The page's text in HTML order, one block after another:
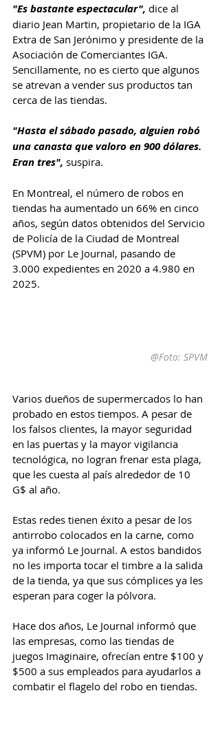
"Es bastante espectacular", dice al
diario Jean Martin, propietario de la IGA
Extra de San Jerónimo y presidente de la
Asociación de Comerciantes IGA.
Sencillamente, no es cierto que algunos
se atrevan a vender sus productos tan
cerca de las tiendas.
"Hasta el sábado pasado, alguien robó
una canasta que valoro en 900 dólares.
Eran tres", suspira.
En Montreal, el número de robos en
tiendas ha aumentado un 66% en cinco
años, según datos obtenidos del Servicio
de Policía de la Ciudad de Montreal
(SPVM) por Le Journal, pasando de
3.000 expedientes en 2020 a 4.980 en
2025.
@Foto: SPVM
Varios dueños de supermercados lo han
probado en estos tiempos. A pesar de
los falsos clientes, la mayor seguridad
en las puertas y la mayor vigilancia
tecnológica, no logran frenar esta plaga,
que les cuesta al país alrededor de 10
G$ al año.
Estas redes tienen éxito a pesar de los
antirrobo colocados en la carne, como
ya informó Le Journal. A estos bandidos
no les importa tocar el timbre a la salida
de la tienda, ya que sus cómplices ya les
esperan para coger la pólvora.
Hace dos años, Le Journal informó que
las empresas, como las tiendas de
juegos Imaginaire, ofrecían entre $100 y
$500 a sus empleados para ayudarlos a
combatir el flagelo del robo en tiendas.